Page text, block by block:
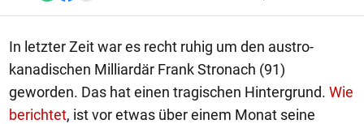
In letzter Zeit war es recht ruhig um den austro-
kanadischen Milliardär Frank Stronach (91)
geworden. Das hat einen tragischen Hintergrund. Wie
berichtet, ist vor etwas über einem Monat seine